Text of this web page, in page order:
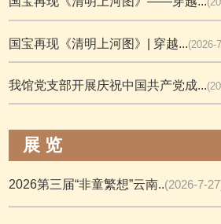
国宝再现《清明上河图》| 穿越...(2026-
我馆党支部开展庆祝中国共产党成...
展 览
2026第三届“非童繁想”云南..(2026-7-